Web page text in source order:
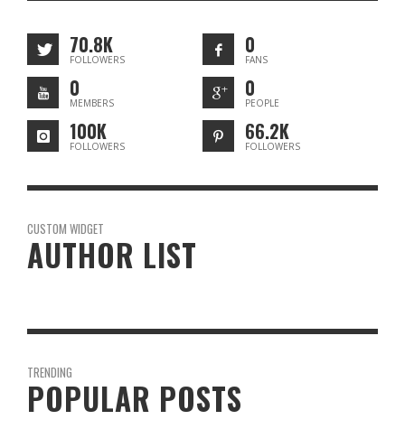
70.8K
FOLLOWERS
0
FANS
0
MEMBERS
0
PEOPLE
100K
FOLLOWERS
66.2K
FOLLOWERS
CUSTOM WIDGET
AUTHOR LIST
TRENDING
POPULAR POSTS